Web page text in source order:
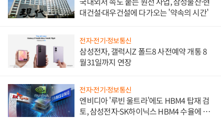
대건설·대우건설에 다가오는 '약속의 시간'
전자·전기·정보통신
삼성전자, 갤럭시Z 폴드8 사전예약 개통 8
월31일까지 연장
전자·전기·정보통신
엔비디아 '루빈 울트라'에도 HBM4 탑재 검
토, 삼성전자·SK하이닉스 HBM4 수율에 주